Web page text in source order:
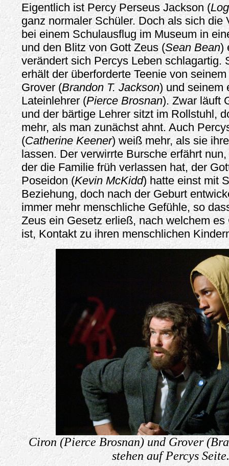
Eigentlich ist Percy Perseus Jackson (
ganz normaler Schüler. Doch als sich die
bei einem Schulausflug im Museum in
und den Blitz von Gott Zeus (Sean Bean)
verändert sich Percys Leben schlagartig.
erhält der überforderte Teenie von
Grover (Brandon T. Jackson) und seinem
Lateinlehrer (Pierce Brosnan). Zwar läuft
und der bärtige Lehrer sitzt im Rollstuhl,
mehr, als man zunächst ahnt. Auch
(Catherine Keener) weiß mehr, als sie
lassen. Der verwirrte Bursche erfährt
der die Familie früh verlassen hat, der
Poseidon (Kevin McKidd) hatte einst mit
Beziehung, doch nach der Geburt
immer mehr menschliche Gefühle, so
Zeus ein Gesetz erließ, nach welchem es
ist, Kontakt zu ihren menschlichen
Ciron (Pierce Brosnan) und Grover
stehen auf Percys Seite.